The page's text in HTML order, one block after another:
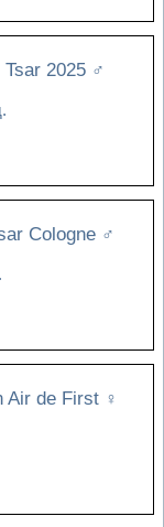
2025 ♂
Cologne ♂
Air de First ♀